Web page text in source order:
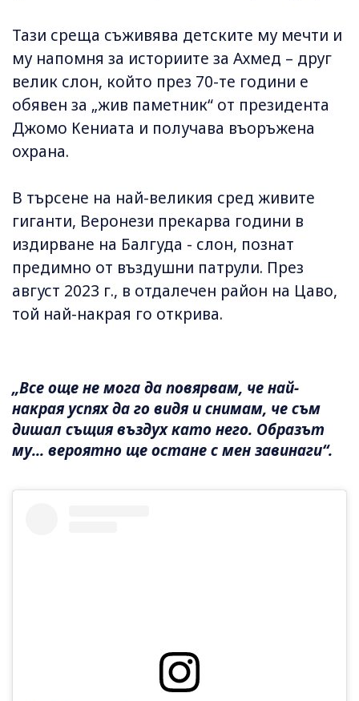
Тази среща съживява детските му мечти и
му напомня за историите за Ахмед – друг
велик слон, който през 70-те години е
обявен за „жив паметник“ от президента
Джомо Кениата и получава въоръжена
охрана.
В търсене на най-великия сред живите
гиганти, Веронези прекарва години в
издирване на Балгуда - слон, познат
предимно от въздушни патрули. През
август 2023 г., в отдалечен район на Цаво,
той най-накрая го открива.
„Все още не мога да повярвам, че най-
накрая успях да го видя и снимам, че съм
дишал същия въздух като него. Образът
му... вероятно ще остане с мен завинаги“.